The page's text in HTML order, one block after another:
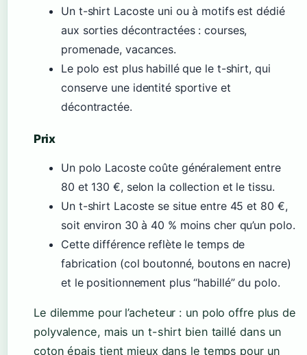
Un t-shirt Lacoste uni ou à motifs est dédié
aux sorties décontractées : courses,
promenade, vacances.
Le polo est plus habillé que le t-shirt, qui
conserve une identité sportive et
décontractée.
Prix
Un polo Lacoste coûte généralement entre
80 et 130 €, selon la collection et le tissu.
Un t-shirt Lacoste se situe entre 45 et 80 €,
soit environ 30 à 40 % moins cher qu’un polo.
Cette différence reflète le temps de
fabrication (col boutonné, boutons en nacre)
et le positionnement plus “habillé” du polo.
Le dilemme pour l’acheteur : un polo offre plus de
polyvalence, mais un t-shirt bien taillé dans un
coton épais tient mieux dans le temps pour un